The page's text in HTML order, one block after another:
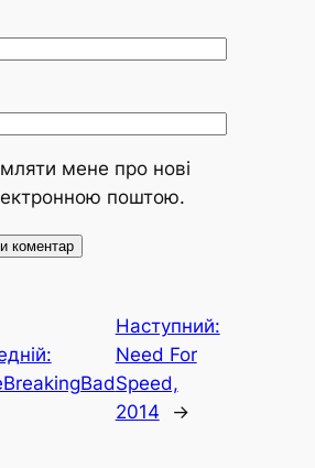
мене про нові
поштою.
Наступний:
Need For
Speed,
2014
→